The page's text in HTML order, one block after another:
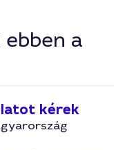
a
kérek